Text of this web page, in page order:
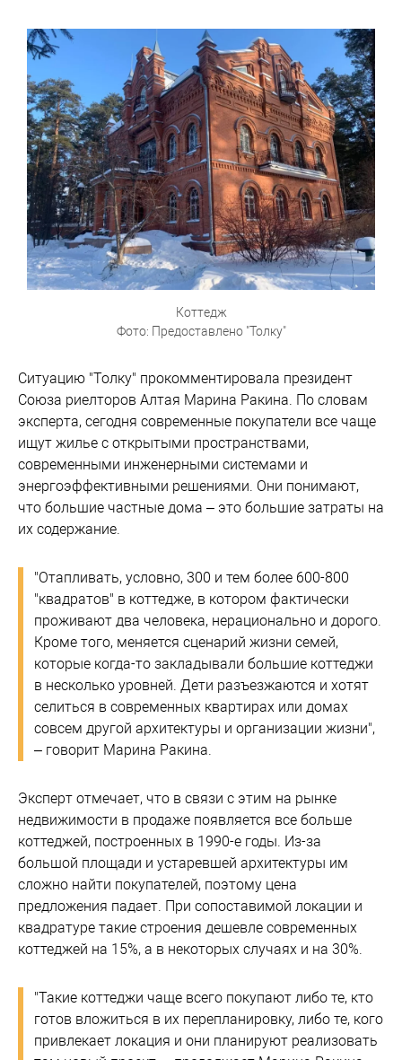
Коттедж
Фото: Предоставлено "Толку"
Ситуацию "Толку" прокомментировала президент
Союза риелторов Алтая Марина Ракина. По словам
эксперта, сегодня современные покупатели все чаще
ищут жилье с открытыми пространствами,
современными инженерными системами и
энергоэффективными решениями. Они понимают,
что большие частные дома – это большие затраты на
их содержание.
"Отапливать, условно, 300 и тем более 600-800
"квадратов" в коттедже, в котором фактически
проживают два человека, нерационально и дорого.
Кроме того, меняется сценарий жизни семей,
которые когда-то закладывали большие коттеджи
в несколько уровней. Дети разъезжаются и хотят
селиться в современных квартирах или домах
совсем другой архитектуры и организации жизни",
– говорит Марина Ракина.
Эксперт отмечает, что в связи с этим на рынке
недвижимости в продаже появляется все больше
коттеджей, построенных в 1990-е годы. Из-за
большой площади и устаревшей архитектуры им
сложно найти покупателей, поэтому цена
предложения падает. При сопоставимой локации и
квадратуре такие строения дешевле современных
коттеджей на 15%, а в некоторых случаях и на 30%.
"Такие коттеджи чаще всего покупают либо те, кто
готов вложиться в их перепланировку, либо те, кого
привлекает локация и они планируют реализовать